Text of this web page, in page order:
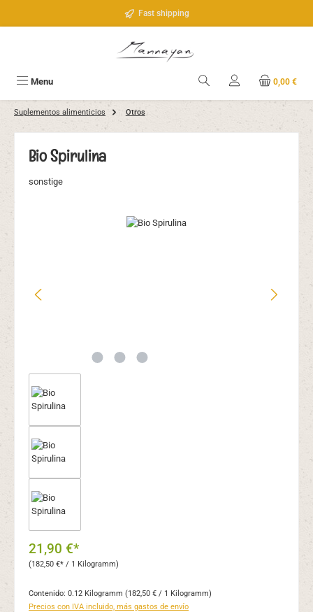
Fast shipping
Menu 0,00 €
Suplementos alimenticios Otros
Bio Spirulina
sonstige
Omitir galería de imágenes
21,90 €*
(182,50 €* / 1 Kilogramm)
Contenido: 0.12 Kilogramm (182,50 € / 1 Kilogramm)
Precios con IVA incluido, más gastos de envío